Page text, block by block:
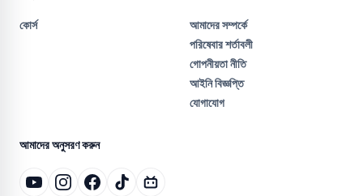
কোর্স
আমাদের সম্পর্কে
পরিষেবার শর্তাবলী
গোপনীয়তা নীতি
আইনি বিজ্ঞপ্তি
যোগাযোগ
আমাদের অনুসরণ করুন